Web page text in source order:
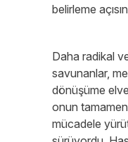
belirleme
Daha radikal
savunanlar,
dönüşüme
onun tamamen
mücadele